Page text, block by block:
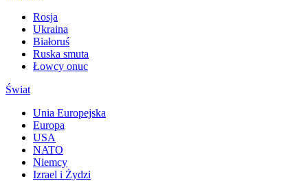
Rosja
Ukraina
Białoruś
Ruska smuta
Łowcy onuc
Świat
Unia Europejska
Europa
USA
NATO
Niemcy
Izrael i Żydzi